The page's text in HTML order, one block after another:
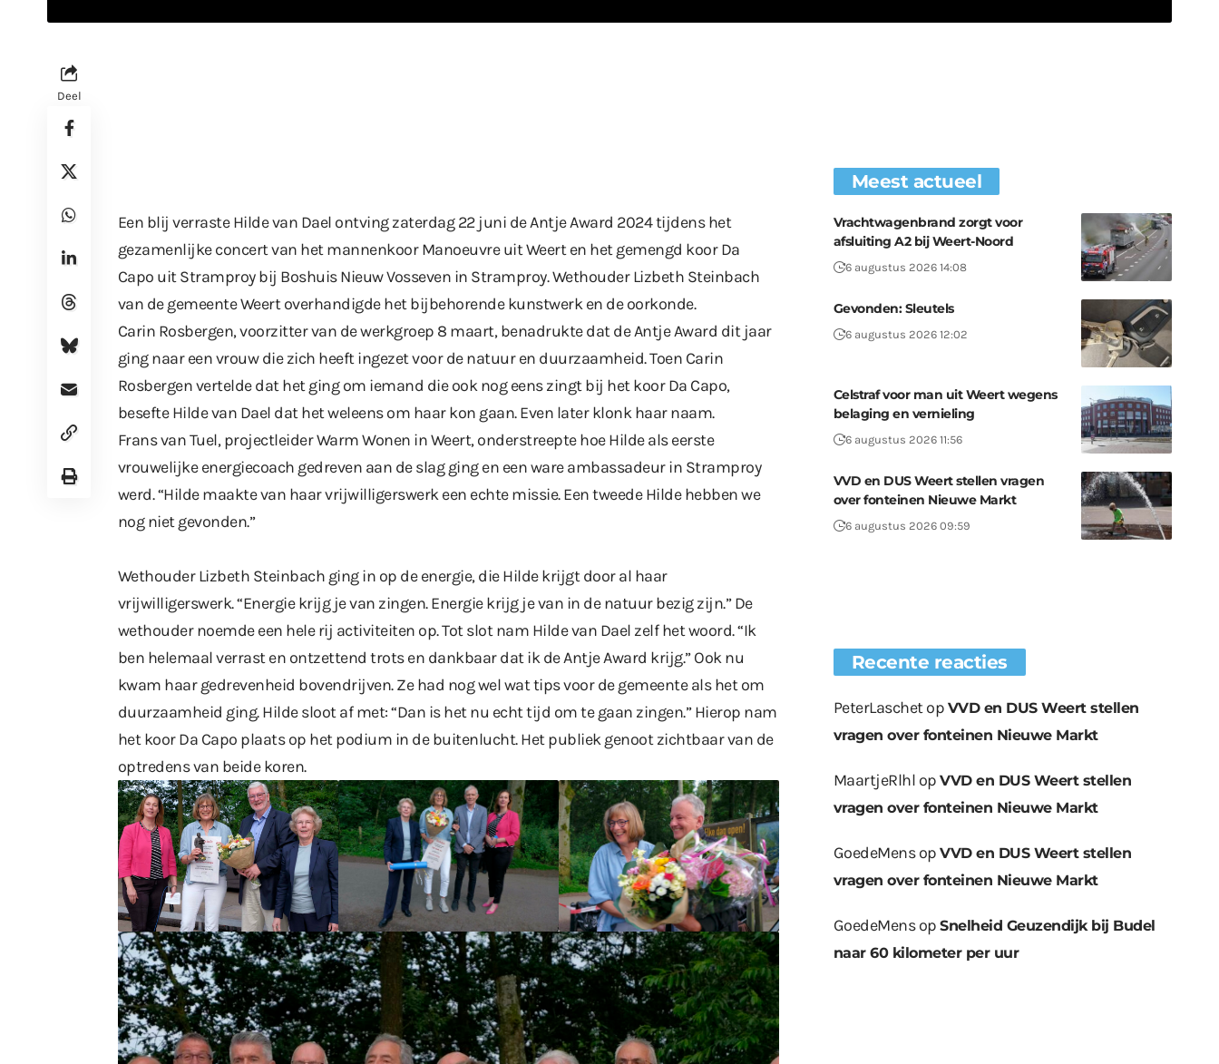
Deel
Een blij verraste Hilde van Dael ontving zaterdag 22 juni de Antje Award 2024 tijdens het
gezamenlijke concert van het mannenkoor Manoeuvre uit Weert en het gemengd koor Da
Capo uit Stramproy bij Boshuis Nieuw Vosseven in Stramproy. Wethouder Lizbeth Steinbach
van de gemeente Weert overhandigde het bijbehorende kunstwerk en de oorkonde.
Carin Rosbergen, voorzitter van de werkgroep 8 maart, benadrukte dat de Antje Award dit jaar
ging naar een vrouw die zich heeft ingezet voor de natuur en duurzaamheid. Toen Carin
Rosbergen vertelde dat het ging om iemand die ook nog eens zingt bij het koor Da Capo,
besefte Hilde van Dael dat het weleens om haar kon gaan. Even later klonk haar naam.
Frans van Tuel, projectleider Warm Wonen in Weert, onderstreepte hoe Hilde als eerste
vrouwelijke energiecoach gedreven aan de slag ging en een ware ambassadeur in Stramproy
werd. “Hilde maakte van haar vrijwilligerswerk een echte missie. Een tweede Hilde hebben we
nog niet gevonden.”
Wethouder Lizbeth Steinbach ging in op de energie, die Hilde krijgt door al haar
vrijwilligerswerk. “Energie krijg je van zingen. Energie krijg je van in de natuur bezig zijn.” De
wethouder noemde een hele rij activiteiten op. Tot slot nam Hilde van Dael zelf het woord. “Ik
ben helemaal verrast en ontzettend trots en dankbaar dat ik de Antje Award krijg.” Ook nu
kwam haar gedrevenheid bovendrijven. Ze had nog wel wat tips voor de gemeente als het om
duurzaamheid ging. Hilde sloot af met: “Dan is het nu echt tijd om te gaan zingen.” Hierop nam
het koor Da Capo plaats op het podium in de buitenlucht. Het publiek genoot zichtbaar van de
optredens van beide koren.
Meest actueel
Vrachtwagenbrand zorgt voor
afsluiting A2 bij Weert-Noord
6 augustus 2026 14:08
Gevonden: Sleutels
6 augustus 2026 12:02
Celstraf voor man uit Weert wegens
belaging en vernieling
6 augustus 2026 11:56
VVD en DUS Weert stellen vragen
over fonteinen Nieuwe Markt
6 augustus 2026 09:59
Recente reacties
PeterLaschetop VVD en DUS Weert stellen
vragen over fonteinen Nieuwe Markt
MaartjeRlhl opVVD en DUS Weert stellen
vragen over fonteinen Nieuwe Markt
GoedeMensopVVD en DUS Weert stellen
vragen over fonteinen Nieuwe Markt
GoedeMensopSnelheid Geuzendijk bij Budel
naar 60 kilometer per uur